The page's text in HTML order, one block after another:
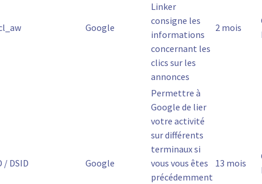
Google
Linker
consigne les
informations
concernant les
clics sur les
annonces
2 mois
/ DSID Google
Permettre à
Google de lier
votre activité
sur différents
terminaux si
vous vous êtes
précédemment
13 mois